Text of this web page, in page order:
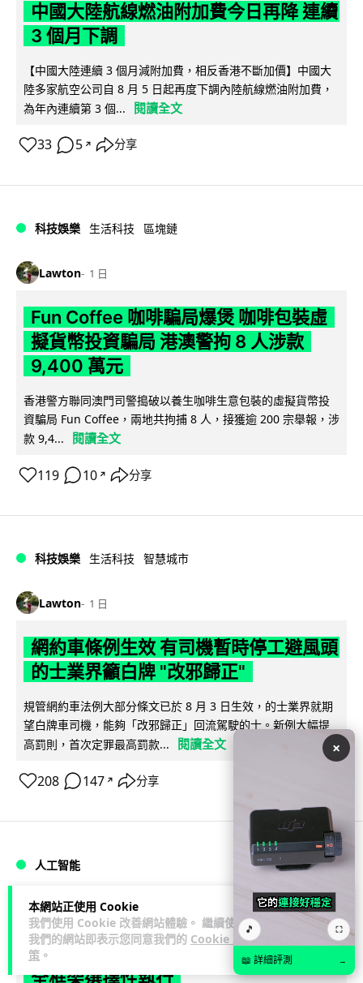
本網站正使用 Cookie
我們使用 Cookie 改善網站體驗。 繼續使用
我們的網站即表示您同意我們的 Cookie 政
策 。
中國大陸航線燃油附加費今日再降 連續
3 個月下調
【中國大陸連續 3 個月減附加費，相反香港不斷加價】中國大
陸多家航空公司自 8 月 5 日起再度下調內陸航線燃油附加費，
為年內連續第 3 個...
閱讀全文
33 5 ↗ 分享
科技娛樂 生活科技 區塊鏈
Lawton 1 日
Fun Coffee 咖啡騙局爆煲 咖啡包裝虛
擬貨幣投資騙局 港澳警拘 8 人涉款
9,400 萬元
香港警方聯同澳門司警搗破以養生咖啡生意包裝的虛擬貨幣投
資騙局 Fun Coffee，兩地共拘捕 8 人，接獲逾 200 宗舉報，涉
款 9,4...
閱讀全文
119 10 ↗ 分享
科技娛樂 生活科技 智慧城市
Lawton 1 日
網約車條例生效 有司機暫時停工避風頭
的士業界籲白牌 "改邪歸正"
規管網約車法例大部分條文已於 8 月 3 日生效，的士業界就期
望白牌車司機，能夠「改邪歸正」回流駕駛的士。新例大幅提
高罰則，首次定罪最高罰款...
閱讀全文
208 147 ↗ 分享
人工智能
Lawton 1 日
白宮拒測中國開放 AI 模型 業界質疑安
全框架選擇性執行
×
🎵 ⛶
📖 詳細評測 →